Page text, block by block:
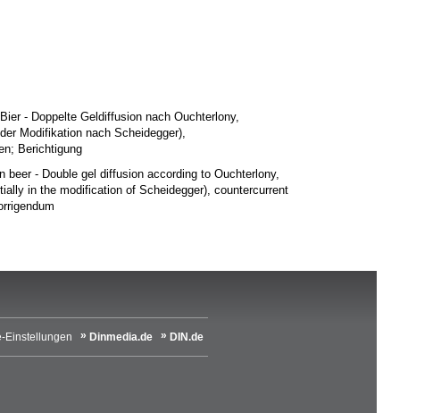
- Doppelte Geldiffusion nach Ouchterlony,
Modifikation nach Scheidegger),
Berichtigung
beer - Double gel diffusion according to Ouchterlony,
in the modification of Scheidegger), countercurrent
Einstellungen Dinmedia.de DIN.de